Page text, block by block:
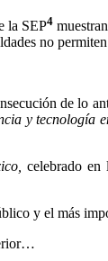
la SEP4
no
de lo
y tecnología
celebrado
y el más